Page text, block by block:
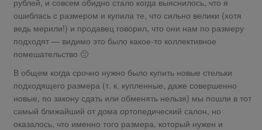
рублей, и совсем обидно стало когда выяснилось, что я
ошиблась с размером и купила те, что сильно велики (хотя
ведь мерили!) и продавец говорил, что они нам по размеру
подходят — видимо это было какое-то коллективное
помешательство 🙁
В общем когда срочно нужно было купить новые стельки
подходящего размера (т. к. купленные, даже совершенно
новые, по закону сдать или обменять нельзя) мы пошли в тот
самый ближайший от дома ортопедический салон, но
оказалось, что именно того размера, который нужен и